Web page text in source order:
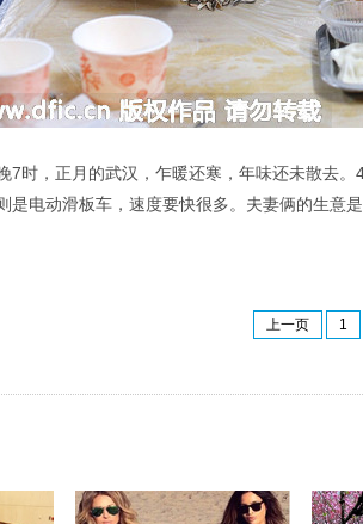
7时，正月的武汉，乍暖还寒，年味还未散去
是电动滑板车，速度要快很多。夫妻俩的生意
上一页 1